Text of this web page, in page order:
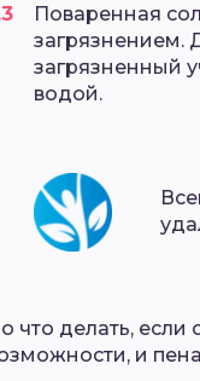
Поваренная
загрязнением.
загрязненный
водой.
что делать, если
и